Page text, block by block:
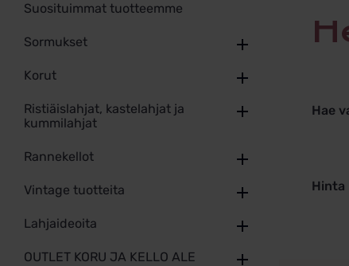
Suosituimmat tuotteemme
Sormukset
Korut
Ristiäislahjat, kastelahjat ja
kummilahjat
Rannekellot
Vintage tuotteita
Lahjaideoita
OUTLET KORU JA KELLO ALE
Hae
Hinta